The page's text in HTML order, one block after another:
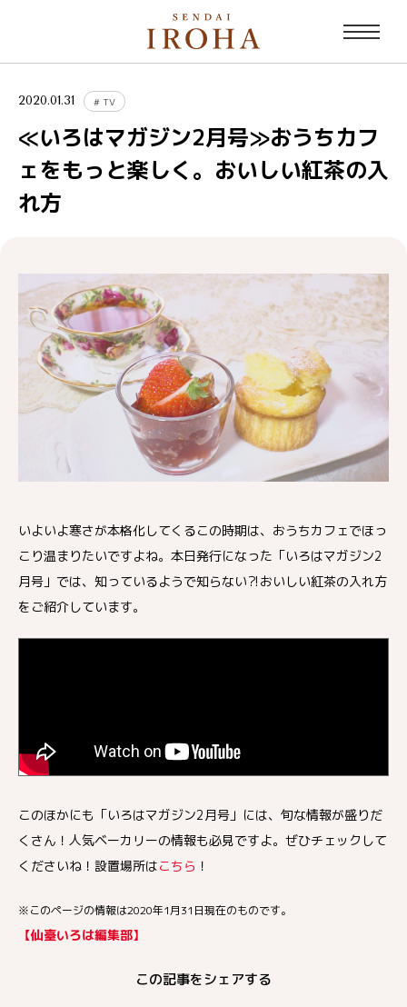
2020.01.31 # TV
≪いろはマガジン2月号≫おうちカフ
ェをもっと楽しく。おいしい紅茶の入
れ方
いよいよ寒さが本格化してくるこの時期は、おうちカフェでほっ
こり温まりたいですよね。本日発行になった「いろはマガジン2
月号」では、知っているようで知らない⁈おいしい紅茶の入れ方
をご紹介しています。
このほかにも「いろはマガジン2月号」には、旬な情報が盛りだ
くさん！人気ベーカリーの情報も必見ですよ。ぜひチェックして
くださいね！設置場所はこちら ！
※このページの情報は2020年1月31日現在のものです。
【仙臺いろは編集部】
この記事をシェアする